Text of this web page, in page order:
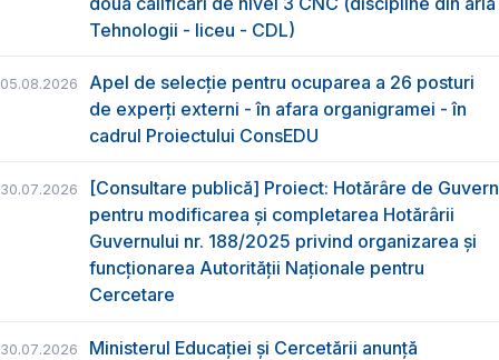
Tehnologii - liceu - CDL)
05.08.2026
Apel de selecție pentru ocuparea a 26 posturi
de experți externi - în afara organigramei - în
cadrul Proiectului ConsEDU
30.07.2026
[Consultare publică] Proiect: Hotărâre de Guvern
pentru modificarea și completarea Hotărârii
Guvernului nr. 188/2025 privind organizarea şi
funcţionarea Autorităţii Naţionale pentru
Cercetare
30.07.2026
Ministerul Educației și Cercetării anunță